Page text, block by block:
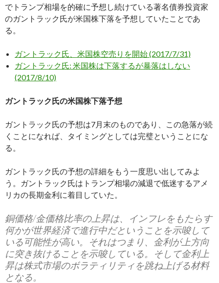
でトランプ相場を的確に予想し続けている著名債券投資家
のガントラック氏が米国株下落を予想していたことであ
る。
ガントラック氏、米国株空売りを開始 (2017/7/31)
ガントラック氏: 米国株は下落するが暴落はしない
(2017/8/10)
ガントラック氏の米国株下落予想
ガントラック氏の予想は7月末のものであり、この急落が続
くことになれば、タイミングとしては完璧ということにな
る。
ガントラック氏の予想の詳細をもう一度思い出してみよ
う。ガントラック氏はトランプ相場の減退で低迷するアメ
リカの長期金利に着目していた。
銅価格/金価格比率の上昇は、インフレをもたらす
何かが世界経済で進行中だということを示唆して
いる可能性が高い。それはつまり、金利が上方向
に突き抜けることを示唆している。そして金利上
昇は株式市場のボラティリティを跳ね上げる材料
となる。